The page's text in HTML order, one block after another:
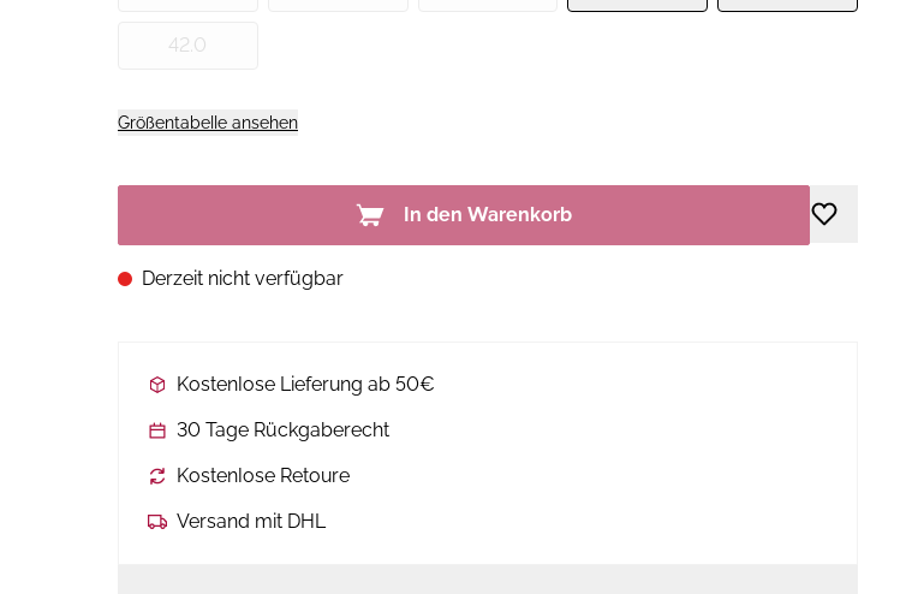
42.0
Größentabelle ansehen
In den Warenkorb
Derzeit nicht verfügbar
Kostenlose Lieferung ab 50€
30 Tage Rückgaberecht
Kostenlose Retoure
Versand mit DHL